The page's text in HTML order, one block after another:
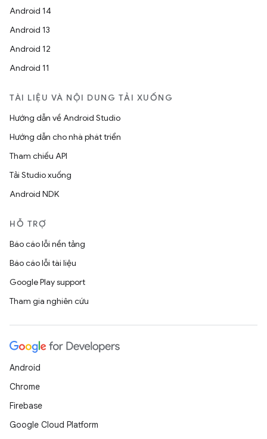
Android 14
Android 13
Android 12
Android 11
TÀI LIỆU VÀ NỘI DUNG TẢI XUỐNG
Hướng dẫn về Android Studio
Hướng dẫn cho nhà phát triển
Tham chiếu API
Tải Studio xuống
Android NDK
HỖ TRỢ
Báo cáo lỗi nền tảng
Báo cáo lỗi tài liệu
Google Play support
Tham gia nghiên cứu
Android
Chrome
Firebase
Google Cloud Platform